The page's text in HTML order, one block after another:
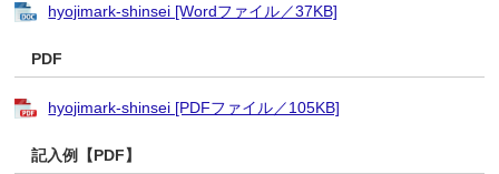
hyojimark-shinsei [Wordファイル／37KB]
PDF
hyojimark-shinsei [PDFファイル／105KB]
記入例【PDF】